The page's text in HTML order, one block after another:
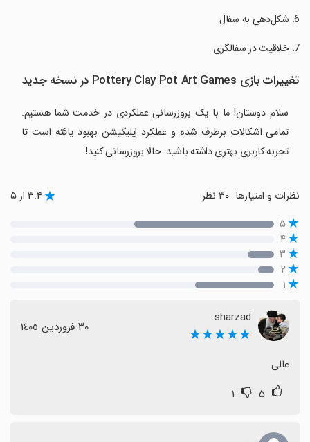
تغییرات بازی Pottery Clay Pot Art Games در نسخه جدید
سلام دوستان! ما با یک بروزرسانی عملکردی در خدمت شما هستیم.
تمامی اشکالات برطرف شده و عملکرد اپلیکیشن بهبود یافته است تا
تجربه کاربری بهتری داشته باشید. حالا بروزرسانی کنید!
نظرات و امتیازها ۳.۴ از ۵
۵
۴
۳
۲
۱
sharzad
★★★★★ ٣٠ فروردین ١٤٠٥
عالی
۵ ۱